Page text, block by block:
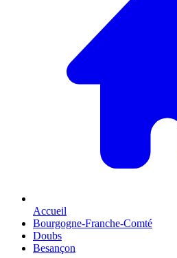
Accueil
Bourgogne-Franche-Comté
Doubs
Besançon